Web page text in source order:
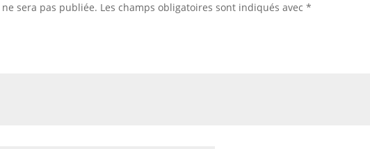
sera pas publiée. Les champs obligatoires sont indiqués avec *